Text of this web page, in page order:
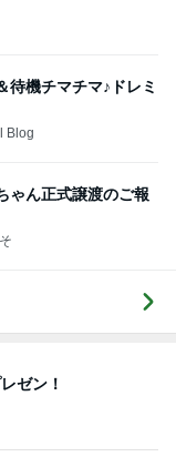
ゃん正式譲渡のご報
火